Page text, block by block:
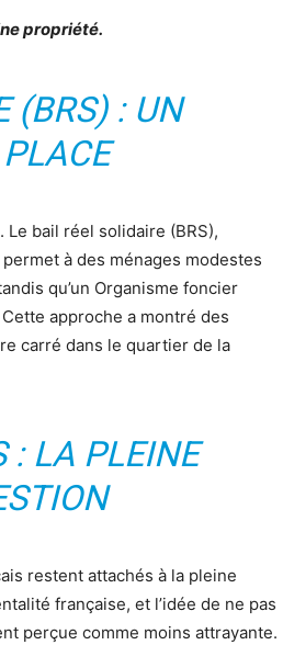
propriété.
(BRS) : UN
bail réel solidaire (BRS),
à des ménages modestes
qu’un Organisme foncier
approche a montré des
carré dans le quartier de la
: LA PLEINE
restent attachés à la pleine
française, et l’idée de ne pas
perçue comme moins attrayante.